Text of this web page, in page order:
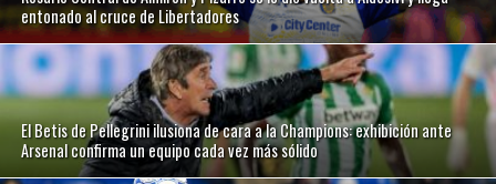
entonado al cruce de Libertadores
El Betis de Pellegrini ilusiona de cara a la Champions: exhibición ante
Arsenal confirma un equipo cada vez más sólido